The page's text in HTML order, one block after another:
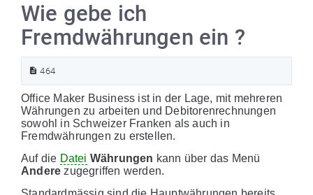
Wie gebe ich
Fremdwährungen ein ?
464
Office Maker Business ist in der Lage, mit mehreren
Währungen zu arbeiten und Debitorenrechnungen
sowohl in Schweizer Franken als auch in
Fremdwährungen zu erstellen.
Auf die Datei Währungen kann über das Menü
Andere zugegriffen werden.